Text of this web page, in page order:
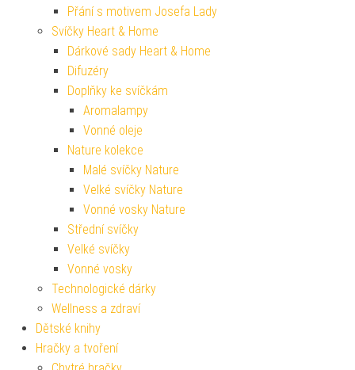
Přání s motivem Josefa Lady
Svíčky Heart & Home
Dárkové sady Heart & Home
Difuzéry
Doplňky ke svíčkám
Aromalampy
Vonné oleje
Nature kolekce
Malé svíčky Nature
Velké svíčky Nature
Vonné vosky Nature
Střední svíčky
Velké svíčky
Vonné vosky
Technologické dárky
Wellness a zdraví
Dětské knihy
Hračky a tvoření